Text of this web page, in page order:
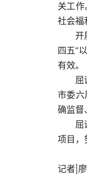
关工作
社会福
开
四五”
有效。
屈
市委六
确监督
屈
项目，
记者|